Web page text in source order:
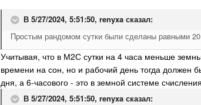
В 5/27/2024, 5:51:50, renyxa сказал:
Простым рандомом сутки были сделаны равными
Учитывая, что в М2С сутки на 4 часа меньше
времени на сон, но и рабочий день тогда должен
дня, а 6-часового - это в земной системе
В 5/27/2024, 5:51:50, renyxa сказал: